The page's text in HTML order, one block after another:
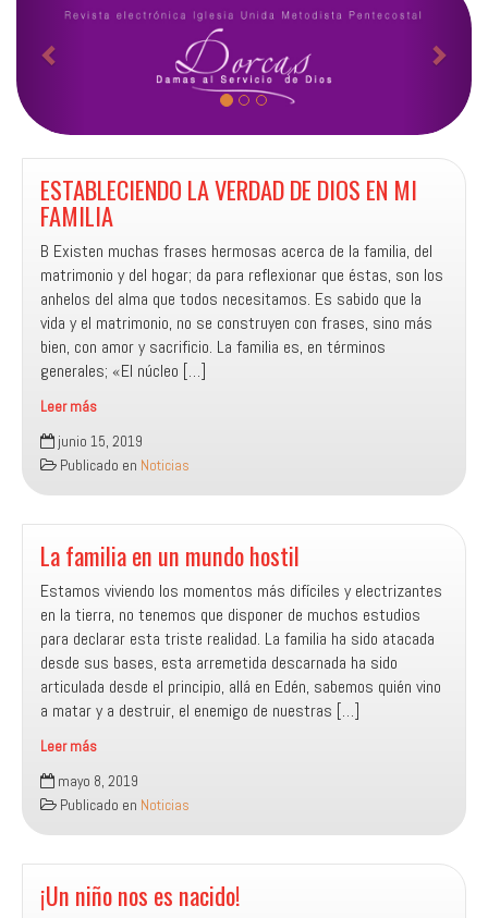
t
i
r
g
e
ESTABLECIENDO LA VERDAD DE DIOS EN MI
FAMILIA
B Existen muchas frases hermosas acerca de la familia, del
matrimonio y del hogar; da para reflexionar que éstas, son los
anhelos del alma que todos necesitamos. Es sabido que la
vida y el matrimonio, no se construyen con frases, sino más
bien, con amor y sacrificio. La familia es, en términos
generales; «El núcleo […]
Leer más
ESTABLECIENDO
LA
VERDAD
DE
DIOS
EN
MI
FAMILIA
junio 15, 2019
Publicado en Noticias
La familia en un mundo hostil
Estamos viviendo los momentos más difíciles y electrizantes
en la tierra, no tenemos que disponer de muchos estudios
para declarar esta triste realidad. La familia ha sido atacada
desde sus bases, esta arremetida descarnada ha sido
articulada desde el principio, allá en Edén, sabemos quién vino
a matar y a destruir, el enemigo de nuestras […]
Leer más
La
familia
en
un
mundo
hostil
mayo 8, 2019
Publicado en Noticias
¡Un niño nos es nacido!